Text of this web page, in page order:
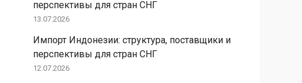
перспективы для стран СНГ
13.07.2026
Импорт Индонезии: структура, поставщики и
перспективы для стран СНГ
12.07.2026